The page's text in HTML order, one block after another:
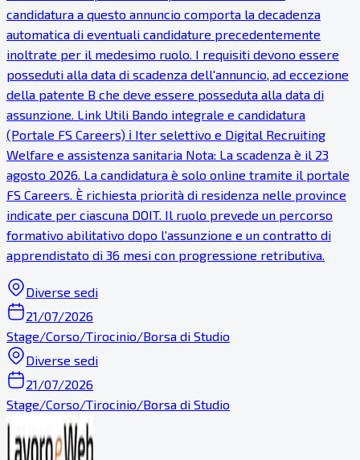
candidatura a questo annuncio comporta la decadenza
automatica di eventuali candidature precedentemente
inoltrate per il medesimo ruolo. I requisiti devono essere
posseduti alla data di scadenza dell'annuncio, ad eccezione
della patente B che deve essere posseduta alla data di
assunzione. Link Utili Bando integrale e candidatura
(Portale FS Careers) ℹ Iter selettivo e Digital Recruiting
Welfare e assistenza sanitaria Nota: La scadenza è il 23
agosto 2026. La candidatura è solo online tramite il portale
FS Careers. È richiesta priorità di residenza nelle province
indicate per ciascuna DOIT. Il ruolo prevede un percorso
formativo abilitativo dopo l'assunzione e un contratto di
apprendistato di 36 mesi con progressione retributiva.
Diverse sedi
21/07/2026
Stage/Corso/Tirocinio/Borsa di Studio
Diverse sedi
21/07/2026
Stage/Corso/Tirocinio/Borsa di Studio